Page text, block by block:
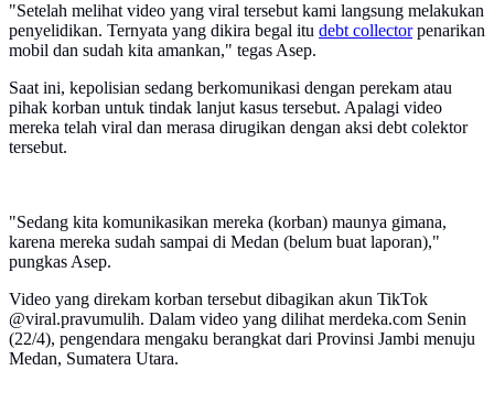
"Setelah melihat video yang viral tersebut kami langsung melakukan
penyelidikan. Ternyata yang dikira begal itu debt collectorpenarikan
mobil dan sudah kita amankan," tegas Asep.
Saat ini, kepolisian sedang berkomunikasi dengan perekam atau
pihak korban untuk tindak lanjut kasus tersebut. Apalagi video
mereka telah viral dan merasa dirugikan dengan aksi debt colektor
tersebut.
"Sedang kita komunikasikan mereka (korban) maunya gimana,
karena mereka sudah sampai di Medan (belum buat laporan),"
pungkas Asep.
Video yang direkam korban tersebut dibagikan akun TikTok
@viral.pravumulih. Dalam video yang dilihat merdeka.com Senin
(22/4), pengendara mengaku berangkat dari Provinsi Jambi menuju
Medan, Sumatera Utara.